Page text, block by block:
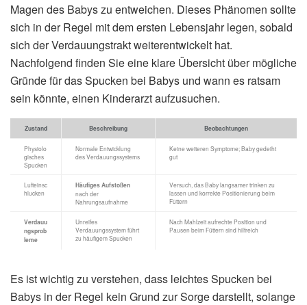
Magen des Babys zu entweichen. Dieses Phänomen sollte
sich in der Regel mit dem ersten Lebensjahr legen, sobald
sich der Verdauungstrakt weiterentwickelt hat.
Nachfolgend finden Sie eine klare Übersicht über mögliche
Gründe für das Spucken bei Babys und wann es ratsam
sein könnte, einen Kinderarzt aufzusuchen.
Zustand Beschreibung Beobachtungen
Physiolo
gisches
Spucken
Normale Entwicklung
des Verdauungssystems
Keine weiteren Symptome; Baby gedeiht
gut
Lufteinsc
hlucken
Häufiges Aufstoßen
nach der
Nahrungsaufnahme
Versuch, das Baby langsamer trinken zu
lassen und korrekte Positionierung beim
Füttern
Verdauu
ngsprob
leme
Unreifes
Verdauungssystem führt
zu häufigem Spucken
Nach Mahlzeit aufrechte Position und
Pausen beim Füttern sind hilfreich
Es ist wichtig zu verstehen, dass leichtes Spucken bei
Babys in der Regel kein Grund zur Sorge darstellt, solange